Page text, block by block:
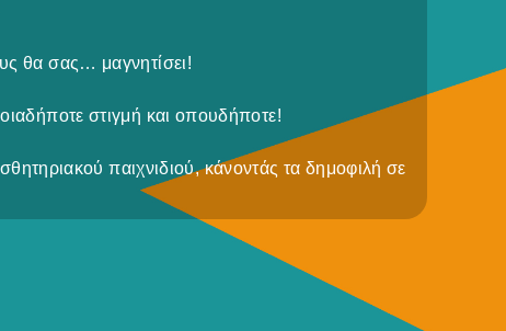
θα σας… μαγνητίσει!
στιγμή και οπουδήποτε!
παιχνιδιού, κάνοντάς τα δημοφιλή σε